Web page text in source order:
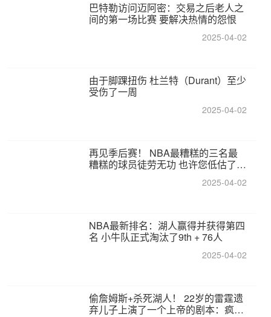
巴特勒访问迈阿密：交易之后老人之
间的第一场比赛 要解决热情的怨恨
2025-04-02
由于脚踝扭伤 杜兰特（Durant）至少
受伤了一周
2025-04-02
再见季后赛！ NBA最糟糕的三名最
糟糕的球员徒劳无功 也许您低估了硬
2025-04-02
NBA最新排名：湖人赢得并获得第四
名 小牛队正式淘汰了9th + 76人
2025-04-02
偷詹姆斯+杀死湖人！ 22岁的雷霆遗
弃儿子上演了一个上帝的剧本：疯狂